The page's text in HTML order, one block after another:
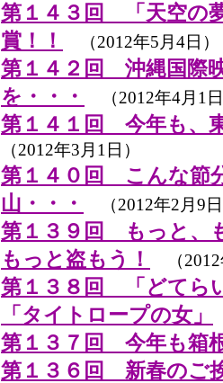
第１４３回 「天空の
賞！！
（2012年5月4日）
第１４２回 沖縄国際
を・・・
（2012年4月1
第１４１回 今年も、
（2012年3月1日）
第１４０回 こんな節
山・・・
（2012年2月9
第１３９回 もっと、
もっと盗もう！
（2012
第１３８回 「どてら
「タイトロープの女」
第１３７回 今年も箱
第１３６回 新春のご